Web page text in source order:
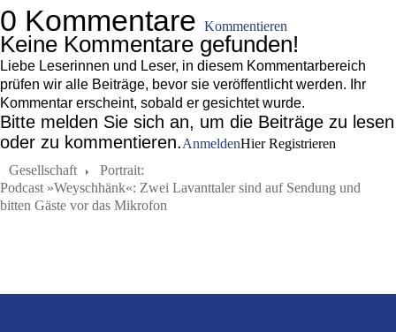
0 Kommentare Kommentieren
Keine Kommentare gefunden!
Liebe Leserinnen und Leser, in diesem Kommentarbereich
prüfen wir alle Beiträge, bevor sie veröffentlicht werden. Ihr
Kommentar erscheint, sobald er gesichtet wurde.
Bitte melden Sie sich an, um die Beiträge zu lesen
oder zu kommentieren.AnmeldenHier Registrieren
Gesellschaft
Portrait:
Podcast »Weyschhänk«: Zwei Lavanttaler sind auf Sendung und
bitten Gäste vor das Mikrofon